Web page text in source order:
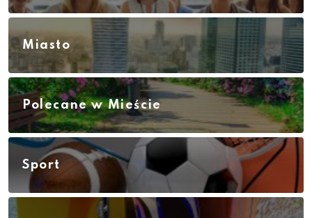
Miasto
Polecane w Mieście
Sport